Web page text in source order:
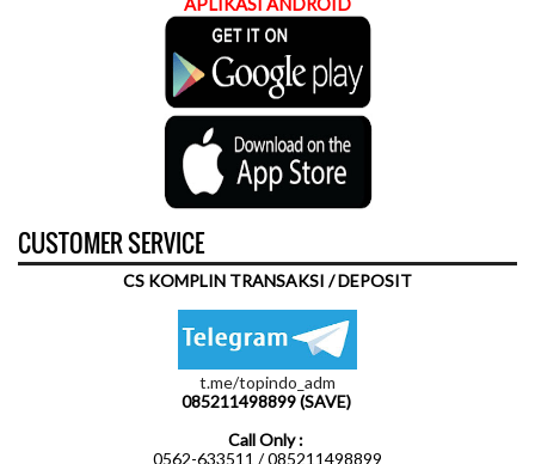
CUSTOMER SERVICE
CS KOMPLIN TRANSAKSI / DEPOSIT
t.me/topindo_adm
085211498899 (SAVE)
Call Only :
0562-633511 / 085211498899